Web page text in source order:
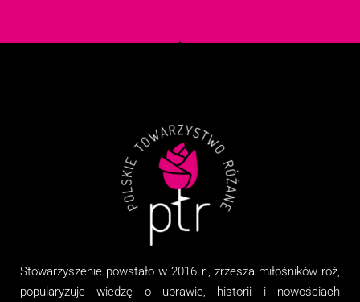
Stowarzyszenie powstało w 2016 r., zrzesza miłośników róż,
popularyzuje wiedzę o uprawie, historii i nowościach